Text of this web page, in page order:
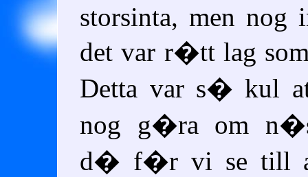
storsinta, men nog
det var r�tt lag
Detta var s� kul
nog g�ra om
d� f�r vi se till